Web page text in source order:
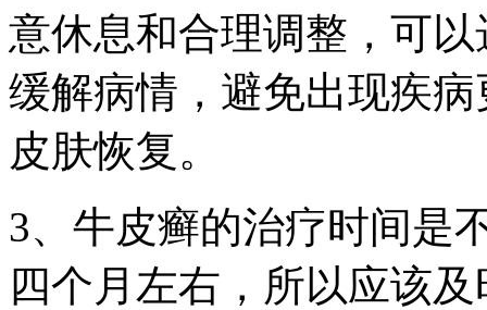
意休息和合理调整，可
缓解病情，避免出现疾
皮肤恢复。
3、牛皮癣的治疗时间是
四个月左右，所以应该